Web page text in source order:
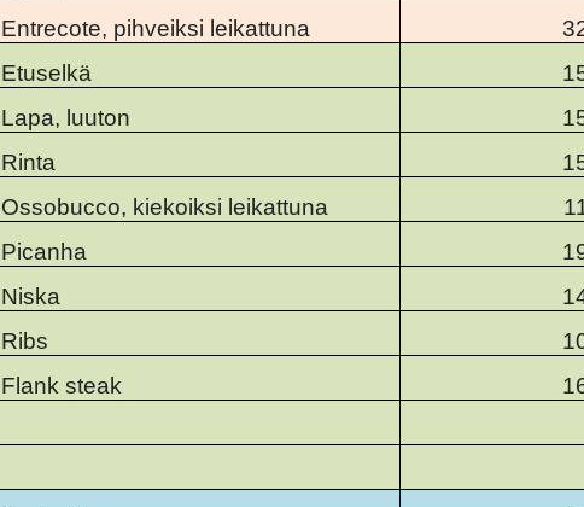
Entrecote, pihveiksi leikattuna
Etuselkä
Lapa, luuton
Rinta
Ossobucco, kiekoiksi leikattuna
Picanha
Niska
Ribs
Flank steak